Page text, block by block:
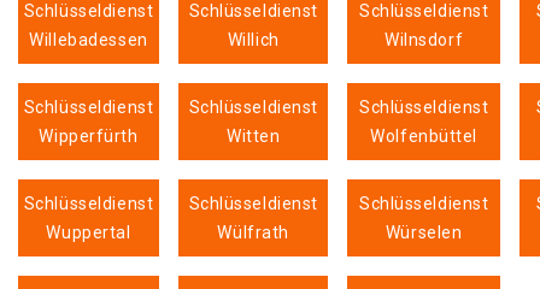
Schlüsseldienst
Willebadessen
Schlüsseldienst
Willich
Schlüsseldienst
Wilnsdorf
Schlüsseldienst
Wipperfürth
Schlüsseldienst
Witten
Schlüsseldienst
Wolfenbüttel
Schlüsseldienst
Wuppertal
Schlüsseldienst
Wülfrath
Schlüsseldienst
Würselen